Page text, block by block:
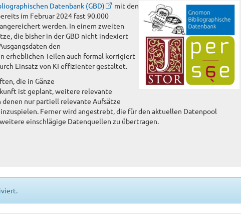
Datenbank (GBD)
mit den
im Februar 2024 fast 90.000
werden. In einem zweiten
die bisher in der GBD nicht indexiert
den
erheblichen Teilen auch formal korrigiert
Einsatz von KI effizienter gestaltet.
die in Gänze
ist geplant, weitere relevante
nur partiell relevante Aufsätze
Ferner wird angestrebt, die für den aktuellen Datenpool
einschlägige Datenquellen zu übertragen.